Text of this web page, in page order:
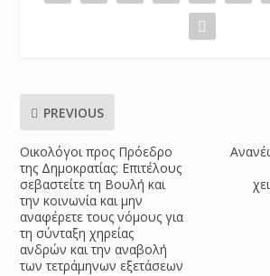
PREVIOUS
Οικολόγοι προς Πρόεδρο
της Δημοκρατίας: Επιτέλους
σεβαστείτε τη Βουλή και
την κοινωνία και μην
αναφέρετε τους νόμους για
τη σύνταξη χηρείας
ανδρών και την αναβολή
των τετράμηνων εξετάσεων